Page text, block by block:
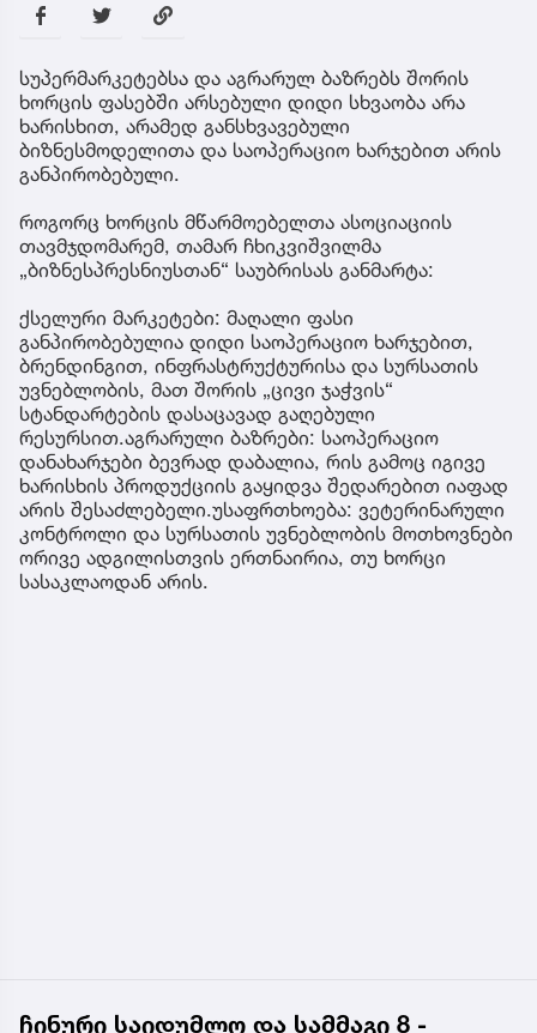
სუპერმარკეტებსა და აგრარულ ბაზრებს შორის
ხორცის ფასებში არსებული დიდი სხვაობა არა
ხარისხით, არამედ განსხვავებული
ბიზნესმოდელითა და საოპერაციო ხარჯებით არის
განპირობებული.
როგორც ხორცის მწარმოებელთა ასოციაციის
თავმჯდომარემ, თამარ ჩხიკვიშვილმა
„ბიზნესპრესნიუსთან“ საუბრისას განმარტა:
ქსელური მარკეტები: მაღალი ფასი
განპირობებულია დიდი საოპერაციო ხარჯებით,
ბრენდინგით, ინფრასტრუქტურისა და სურსათის
უვნებლობის, მათ შორის „ცივი ჯაჭვის“
სტანდარტების დასაცავად გაღებული
რესურსით.აგრარული ბაზრები: საოპერაციო
დანახარჯები ბევრად დაბალია, რის გამოც იგივე
ხარისხის პროდუქციის გაყიდვა შედარებით იაფად
არის შესაძლებელი.უსაფრთხოება: ვეტერინარული
კონტროლი და სურსათის უვნებლობის მოთხოვნები
ორივე ადგილისთვის ერთნაირია, თუ ხორცი
სასაკლაოდან არის.
ჩინური საიდუმლო და სამმაგი 8 -